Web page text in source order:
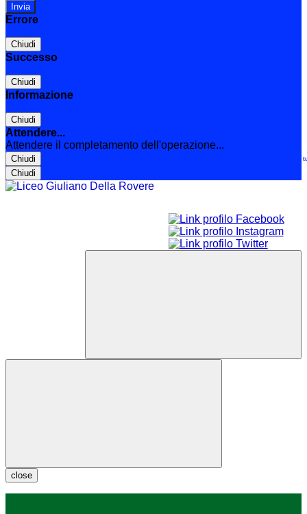
Errore
Chiudi
Successo
Chiudi
Informazione
Chiudi
Attendere...
Attendere il completamento dell'operazione...
Chiudi
Chiudi
Le
close